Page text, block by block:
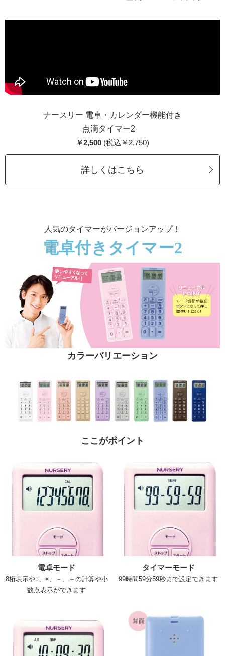
ナースリー 電卓・カレンダー機能付き
点滴タイマー2
￥2,500 (税込￥2,750)
詳しくはこちら
人気のタイマーがバージョンアップ！
電卓付きタイマー2
カラーバリエーション
ここがポイント
電卓モード
8桁表示や÷、×、－、＋の計算や小
数点表示ができます
タイマーモード
99時間59分59秒まで設定できます